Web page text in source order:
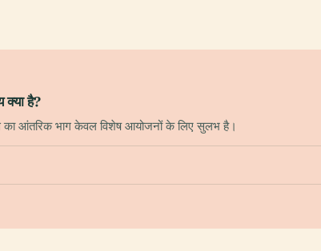
है?
आंतरिक भाग केवल विशेष आयोजनों के लिए सुलभ है।